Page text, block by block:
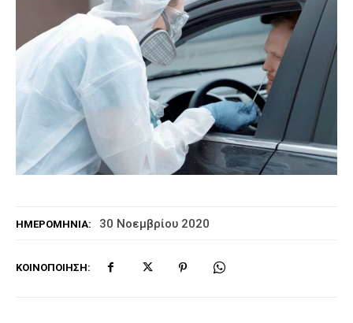
ΗΜΕΡΟΜΗΝΊΑ: 30 Νοεμβρίου 2020
ΚΟΙΝΟΠΟΊΗΣΗ: